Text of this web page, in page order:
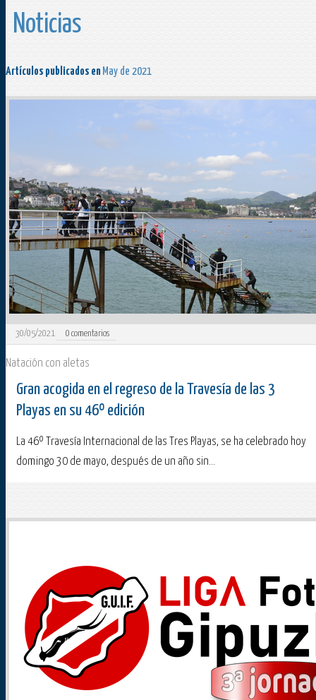
Noticias
Artículos publicados en May de 2021
30/05/2021 0 comentarios
Natación con aletas
Gran acogida en el regreso de la Travesía de las 3
Playas en su 46º edición
La 46º Travesía Internacional de las Tres Playas, se ha celebrado hoy
domingo 30 de mayo, después de un año sin...